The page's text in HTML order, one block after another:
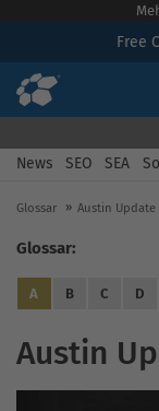
Free
News SEO SEA
Glossar Austin Update
Glossar:
A B C D
Austin